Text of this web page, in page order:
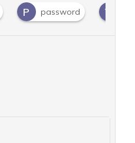
P password V